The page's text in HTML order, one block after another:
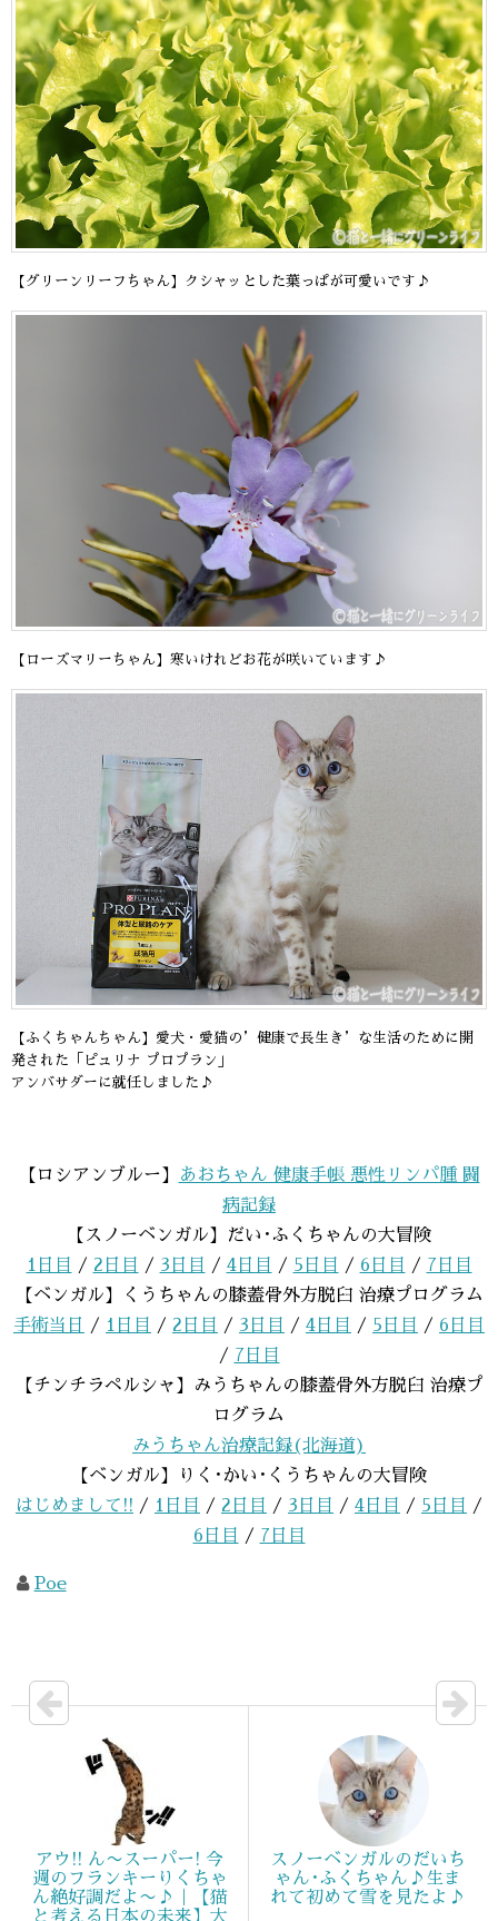
【グリーンリーフちゃん】クシャッとした葉っぱが可愛いです♪
【ローズマリーちゃん】寒いけれどお花が咲いています♪
【ふくちゃんちゃん】愛犬・愛猫の’健康で長生き’な生活のために開
発された「ピュリナ プロプラン」
アンバサダーに就任しました♪
【ロシアンブルー】
あおちゃん 健康手帳 悪性リンパ腫 闘
病記録
【スノーベンガル】だい･ふくちゃんの大冒険
1日目
/ 2日目 / 3日目 / 4日目 / 5日目 / 6日目 / 7日目
【ベンガル】くうちゃんの膝蓋骨外方脱臼 治療プログラム
手術当日
/ 1日目 / 2日目 / 3日目 / 4日目 / 5日目 / 6日目
/ 7日目
【チンチラペルシャ】みうちゃんの膝蓋骨外方脱臼 治療プ
ログラム
みうちゃん治療記録(北海道)
【ベンガル】りく･かい･くうちゃんの大冒険
はじめまして!! / 1日目 / 2日目 / 3日目 / 4日目 / 5日目
/
6日目
/ 7日目
Poe
アウ!! ん〜スーパー! 今
週のフランキーりくちゃ
ん絶好調だよ〜♪｜【猫
と考える日本の未来】大
スノーベンガルのだいち
ゃん･ふくちゃん♪生ま
れて初めて雪を見たよ♪